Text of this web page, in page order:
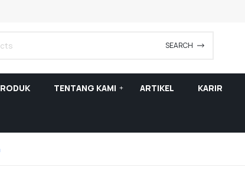
SEARCH
TENTANG KAMI ARTIKEL KARIR